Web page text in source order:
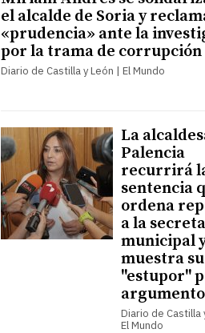
el alcalde de Soria y
«prudencia» ante la
por la trama de corrupción
Diario de Castilla y León | El Mundo
La
Palencia
recurrirá
sentencia
ordena
a la
municipal
muestra su
"estupor"
Diario de Castilla
El Mundo